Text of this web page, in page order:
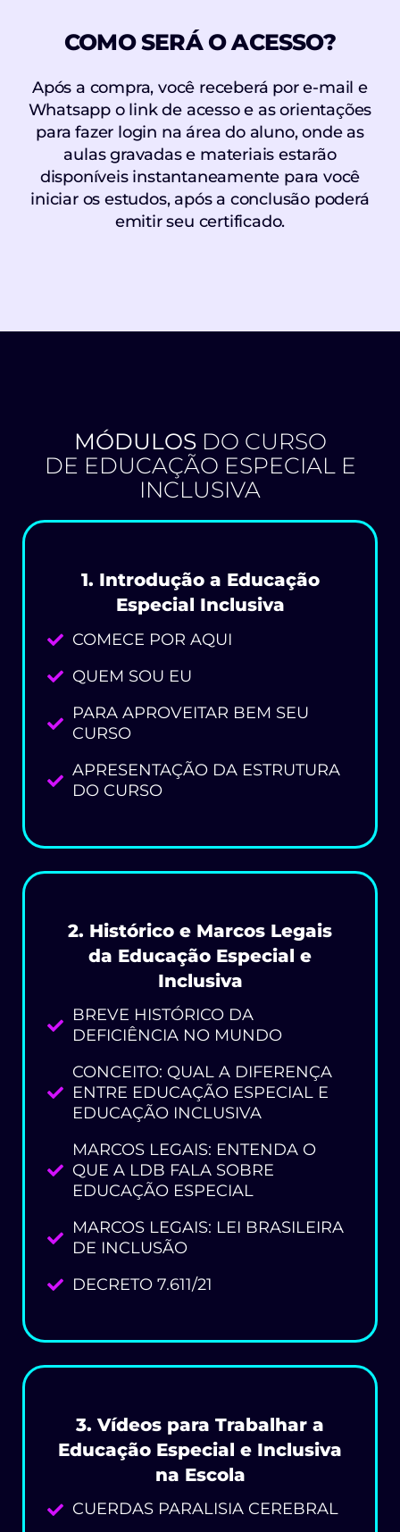
COMO SERÁ O ACESSO?
Após a compra, você receberá por e-mail e
Whatsapp o link de acesso e as orientações
para fazer login na área do aluno, onde as
aulas gravadas e materiais estarão
disponíveis instantaneamente para você
iniciar os estudos, após a conclusão poderá
emitir seu certificado.
MÓDULOSDO CURSO
DE EDUCAÇÃO ESPECIAL E
INCLUSIVA
1. Introdução a Educação
Especial Inclusiva
COMECE POR AQUI
QUEM SOU EU
PARA APROVEITAR BEM SEU
CURSO
APRESENTAÇÃO DA ESTRUTURA
DO CURSO
2. Histórico e Marcos Legais
da Educação Especial e
Inclusiva
BREVE HISTÓRICO DA
DEFICIÊNCIA NO MUNDO
CONCEITO: QUAL A DIFERENÇA
ENTRE EDUCAÇÃO ESPECIAL E
EDUCAÇÃO INCLUSIVA
MARCOS LEGAIS: ENTENDA O
QUE A LDB FALA SOBRE
EDUCAÇÃO ESPECIAL
MARCOS LEGAIS: LEI BRASILEIRA
DE INCLUSÃO
DECRETO 7.611/21
3. Vídeos para Trabalhar a
Educação Especial e Inclusiva
na Escola
CUERDAS PARALISIA CEREBRAL